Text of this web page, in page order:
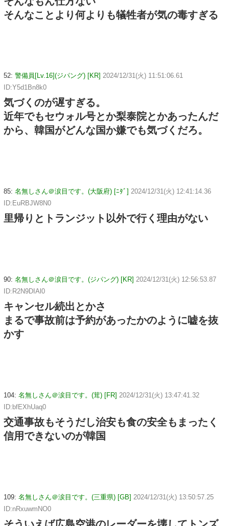
そんなことより何よりも犠牲者が気の毒すぎる
52: 警備員[Lv.16](ジパング) [KR] 2024/12/31(火) 11:51:06.61
ID:Y5d1Bn8k0
気づくのが遅すぎる。
近年でもセウォル号とか梨泰院とかあったんだ
から、韓国がどんな国か嫌でも気づくだろ。
85: 名無しさん＠涙目です。(大阪府) [ﾆﾀﾞ] 2024/12/31(火) 12:41:14.36
ID:EuRBJW8N0
里帰りとトランジット以外で行く理由がない
90: 名無しさん＠涙目です。(ジパング) [KR] 2024/12/31(火) 12:56:53.87
ID:R2N9DIAl0
キャンセル続出とかさ
まるで事故前は予約があったかのように嘘を抜
かす
104: 名無しさん＠涙目です。(茸) [FR] 2024/12/31(火) 13:47:41.32
ID:bfEXhUaq0
交通事故もそうだし治安も食の安全もまったく
信用できないのが韓国
109: 名無しさん＠涙目です。(三重県) [GB] 2024/12/31(火) 13:50:57.25
ID:nRxuwmNO0